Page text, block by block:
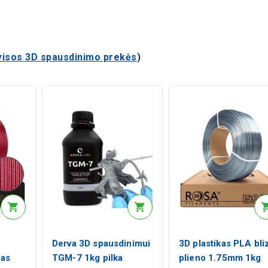
3D spausdinimo prekės)
Derva 3D spausdinimui
TGM-7 1kg pilka
3D plastikas PLA
plieno 1.75mm 1kg